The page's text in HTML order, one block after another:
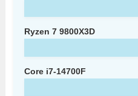
Ryzen 7 9800X3D
Core i7-14700F